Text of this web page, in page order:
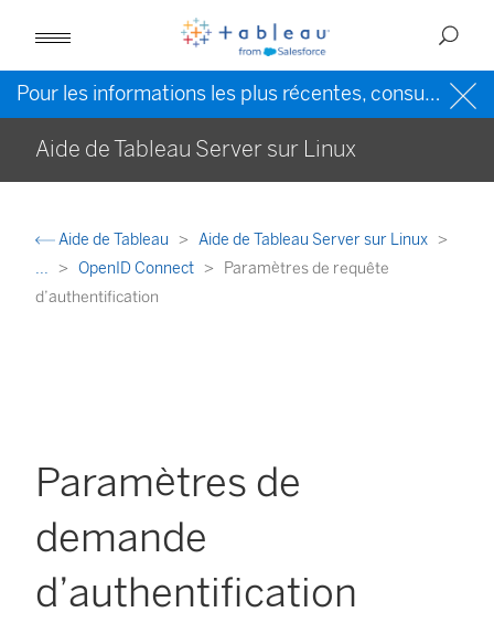
Pour les informations les plus récentes, consultez l’
Aide de Tableau Server sur Linux
Aide de Tableau
Aide de Tableau Server sur Linux
...
OpenID Connect
Paramètres de requête
d’authentification
Paramètres de
demande
d’authentification